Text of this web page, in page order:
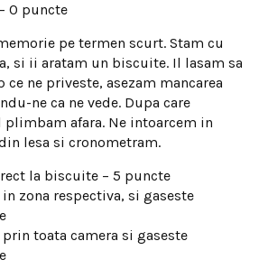
0 puncte
pe termen scurt. Stam cu
si ii aratam un biscuite. Il lasam sa
ne priveste, asezam mancarea
ne ca ne vede. Dupa care
afara. Ne intoarcem in
lesa si cronometram.
la biscuite – 5 puncte
zona respectiva, si gaseste
toata camera si gaseste